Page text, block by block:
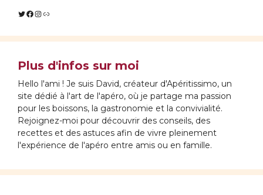
Twitter
Facebook
Instagram
Lien
Plus d'infos sur moi
Hello l'ami ! Je suis David, créateur d'Apéritissimo, un
site dédié à l'art de l'apéro, où je partage ma passion
pour les boissons, la gastronomie et la convivialité.
Rejoignez-moi pour découvrir des conseils, des
recettes et des astuces afin de vivre pleinement
l'expérience de l'apéro entre amis ou en famille.